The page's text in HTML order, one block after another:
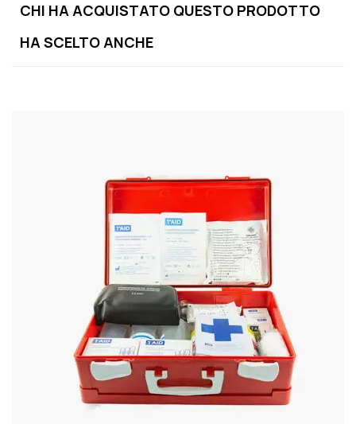
CHI HA ACQUISTATO QUESTO PRODOTTO
HA SCELTO ANCHE